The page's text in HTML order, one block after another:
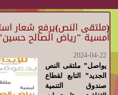
(ملتقى النص)يرفع شعار
أمسية "رياض الصالح حسين"
2024-04-22
يواصل" ملتقى النص
الجديد" التابع لقطاع
صندوق التنمية